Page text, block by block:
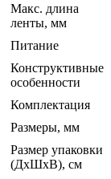
Макс. длина
ленты, мм
Питание
Конструктивные
особенности
Комплектация
Размеры, мм
Размер упаковки
(ДхШхВ), см